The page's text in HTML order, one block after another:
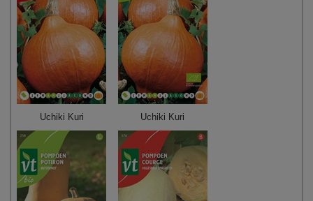
Uchiki Kuri Uchiki Kuri